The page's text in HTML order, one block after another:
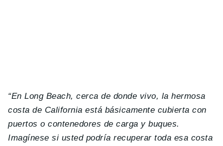
“En Long Beach, cerca de donde vivo, la hermosa
costa de California está básicamente cubierta con
puertos o contenedores de carga y buques.
Imagínese si usted podría recuperar toda esa costa